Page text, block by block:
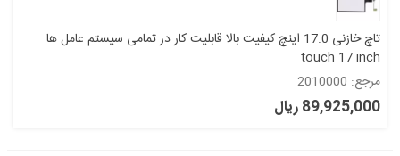
تاچ خازنی 17.0 اینچ کیفیت بالا قابلیت کار در تمامی سیستم عامل ها
touch 17 inch
مرجع: 2010000
89,925,000 ریال